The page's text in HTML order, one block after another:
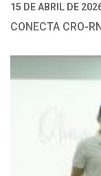
15 DE ABRIL DE
CONECTA CRO-